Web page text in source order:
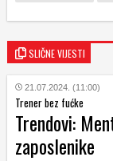
SLIČNE VIJESTI
21.07.2024. (11:00)
Trener bez fućke
Trendovi:
zaposlenike